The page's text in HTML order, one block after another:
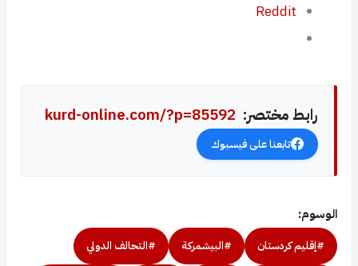
Reddit
رابط مختصر: kurd-online.com/?p=85592
تابعنا على فيسبوك
الوسوم:
#إقليم كردستان #البيشمركة #التحالف الدولي